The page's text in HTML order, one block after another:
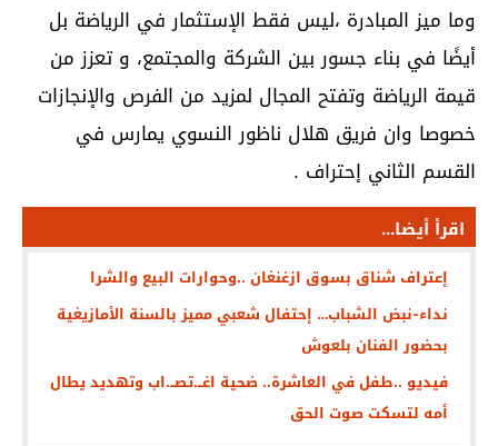
وما ميز المبادرة ،ليس فقط الإستثمار في الرياضة بل
أيضًا في بناء جسور بين الشركة والمجتمع، و تعزز من
قيمة الرياضة وتفتح المجال لمزيد من الفرص والإنجازات
خصوصا وان فريق هلال ناظور النسوي يمارس في
القسم الثاني إحتراف .
اقرأ أيضا...
إعتراف شناق بسوق ازغنغان ..وحوارات البيع والشرا
نداء-نبض الشباب… إحتفال شعبي مميز بالسنة الأمازيغية
بحضور الفنان بلعوش
فيديو ..طفل في العاشرة.. ضحية اغــ.تصــ.اب وتهديد يطال
أمه لتسكت صوت الحق